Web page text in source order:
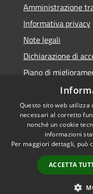
Amministrazione
Informativa privacy
Note legali
Dichiarazione di
Piano di
Accessibilità
Privacy
Mappa del sito
Feedback Accessibilità
Questo sito web
necessari al corretto
nonché un cookie
informazioni
Per maggiori dettagli, può
ACCETTA